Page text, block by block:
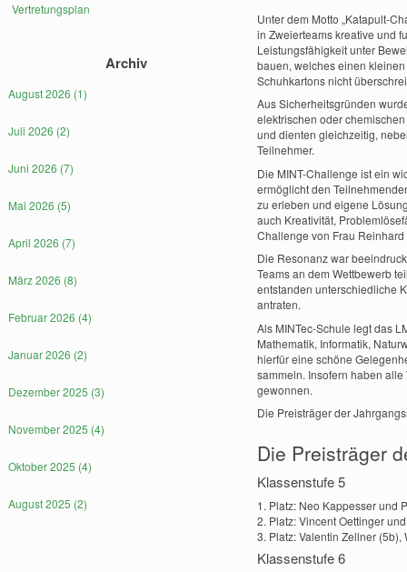
Unter dem Motto „Katapult-
in Zweierteams kreative und
Leistungsfähigkeit unter
bauen, welches einen
Schuhkartons nicht
Aus Sicherheitsgründen
elektrischen oder
und dienten gleichzeitig,
Teilnehmer.
Die MINT-Challenge ist ein
ermöglicht den
zu erleben und eigene
auch Kreativität,
Challenge von Frau
Die Resonanz war
Teams an dem Wettbewerb
entstanden unterschiedliche
antraten.
Als MINTec-Schule legt das
Mathematik, Informatik,
hierfür eine schöne
sammeln. Insofern haben
gewonnen.
Die Preisträger der
Die Preisträger
Klassenstufe 5
1. Platz: Neo Kappesser und
2. Platz: Vincent Oettinger
3. Platz: Valentin Zellner (5b),
Klassenstufe 6
Vertretungsplan
Archiv
August 2026 (1)
Juli 2026 (2)
Juni 2026 (7)
Mai 2026 (5)
April 2026 (7)
März 2026 (8)
Februar 2026 (4)
Januar 2026 (2)
Dezember 2025 (3)
November 2025 (4)
Oktober 2025 (4)
August 2025 (2)